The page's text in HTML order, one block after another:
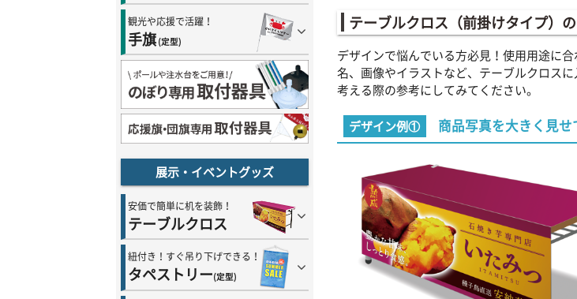
観光や応援で活躍！
手旗 (定型)
展示・イベントグッズ
安価で簡単に机を装飾！
テーブルクロス
紐付き！すぐ吊り下げできる！
タペストリー(定型)
テーブルクロス（前掛けタイプ）
デザインで悩んでいる方必見！使用用途に
名、画像やイラストなど、テーブルクロス
考える際の参考にしてみてください。
デザイン例① 商品写真を大きく見せ